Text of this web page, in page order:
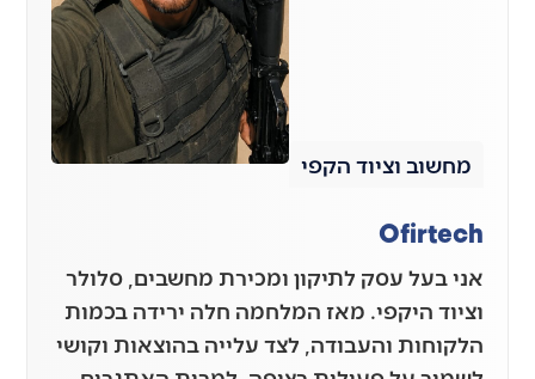
מחשוב וציוד הקפי
Ofirtech
אני בעל עסק לתיקון ומכירת מחשבים, סלולר
וציוד היקפי. מאז המלחמה חלה ירידה בכמות
הלקוחות והעבודה, לצד עלייה בהוצאות וקושי